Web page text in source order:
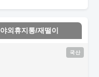
야외휴지통/재떨이
국산